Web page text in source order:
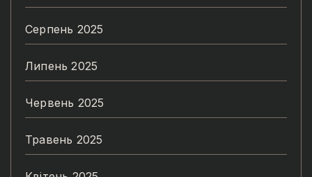
Серпень 2025
Липень 2025
Червень 2025
Травень 2025